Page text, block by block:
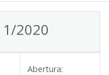
2020
Abertura: